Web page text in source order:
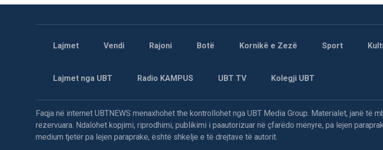
Lajmet Vendi Rajoni Botë Kornikë e Zezë Sport
Lajmet nga UBT Radio KAMPUS UBT TV Kolegji UBT
Faqja në internet UBTNEWS menaxhohet the kontrollohet nga UBT Media Group. Materialet, janë të
rezervuara. Ndalohet kopjimi, riprodhimi, publikimi i paautorizuar në çfarëdo mënyre, pa lejen
medium tjetër pa lejen paraprake, është shkelje e të drejtave të autorit.